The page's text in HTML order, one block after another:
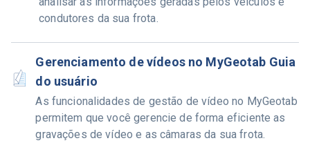
condutores da sua frota.
Gerenciamento de vídeos no MyGeotab Guia
do usuário
As funcionalidades de gestão de vídeo no MyGeotab
permitem que você gerencie de forma eficiente as
gravações de vídeo e as câmaras da sua frota.